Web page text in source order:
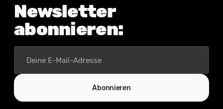
Newsletter
abonnieren:
Mail-
Adresse
Abonnieren